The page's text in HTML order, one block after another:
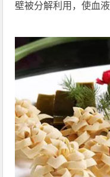
壁被分解利用，使血